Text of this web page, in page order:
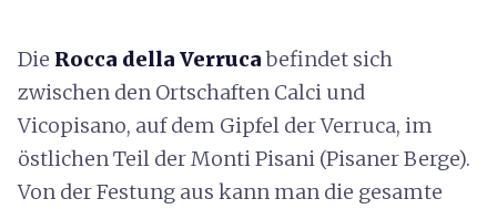
Die Rocca della Verrucabefindet sich
zwischen den Ortschaften Calci und
Vicopisano, auf dem Gipfel der Verruca, im
östlichen Teil der Monti Pisani (Pisaner Berge).
Von der Festung aus kann man die gesamte